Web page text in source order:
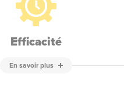
Efficacité
En savoir plus